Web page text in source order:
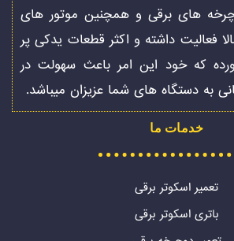
های برقی و همچنین موتور های
فعالیت داشته و اکثر قطعات یدکی پر
که خود این امر باعث سهولت در
به دستگاه های شما عزیزان میباشد.
خدمات ما
تعمیر اسکوتر برقی
باتری اسکوتر برقی